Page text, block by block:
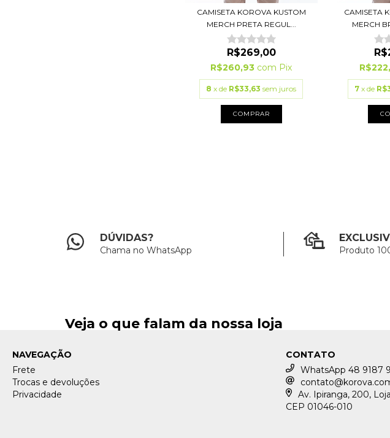
CAMISETA KOROVA KUSTOM
MERCH PRETA REGUL...
R$269,00
R$260,93 com Pix
8 x de R$33,63 sem juros
COMPRAR
CAMISETA
MERCH
7 x de
DÚVIDAS?
Chama no WhatsApp Produto
Veja o que falam da nossa loja
NAVEGAÇÃO
Frete
Trocas e devoluções
Privacidade
CONTATO
WhatsApp 48 9187
Av. Ipiranga, 200,
CEP 01046-010